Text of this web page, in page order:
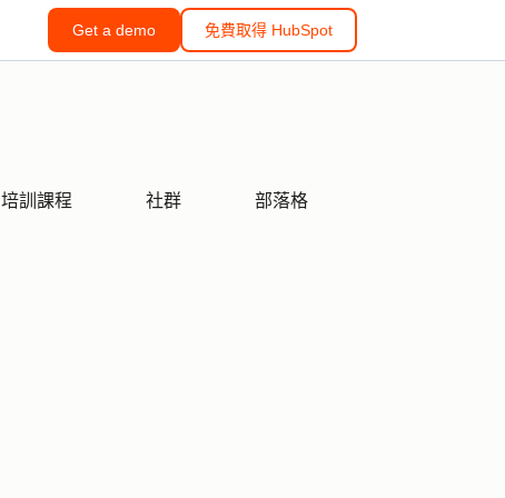
Get a demo 免費取得 HubSpot
培訓課程 社群 部落格